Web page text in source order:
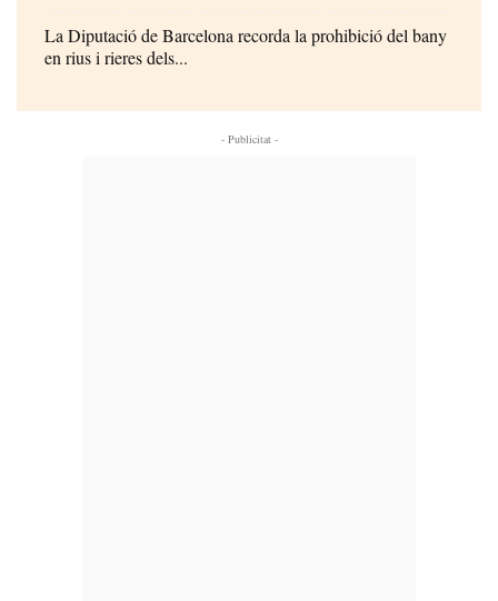
La Diputació de Barcelona recorda la prohibició del bany
en rius i rieres dels...
- Publicitat -